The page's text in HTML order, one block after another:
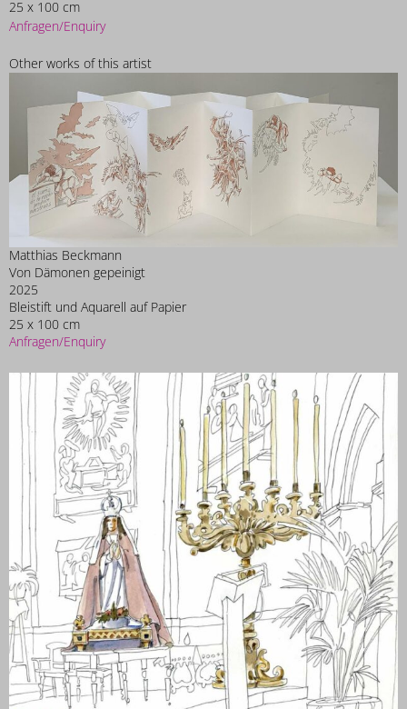
25 x 100 cm
Anfragen/Enquiry
Other works of this artist
Matthias Beckmann
Von Dämonen gepeinigt
2025
Bleistift und Aquarell auf Papier
25 x 100 cm
Anfragen/Enquiry